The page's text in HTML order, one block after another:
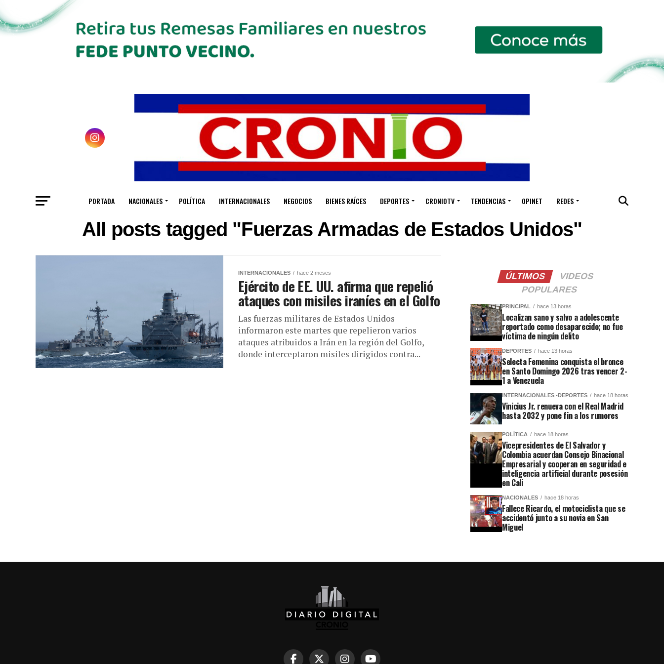
PORTADA NACIONALES POLÍTICA INTERNACIONALES NEGOCIOS BIENES RAÍCES DEPORTES CRONIOTV TENDENCIAS OPINET REDES
All posts tagged "Fuerzas Armadas de Estados Unidos"
INTERNACIONALES hace 2 meses
Ejército de EE. UU. afirma que repelió
ataques con misiles iraníes en el Golfo
Las fuerzas militares de Estados Unidos
informaron este martes que repelieron varios
ataques atribuidos a Irán en la región del Golfo,
donde interceptaron misiles dirigidos contra...
ÚLTIMOS
VIDEOS
POPULARES
PRINCIPAL hace 13 horas
Localizan sano y salvo a adolescente
reportado como desaparecido; no fue
víctima de ningún delito
DEPORTES hace 13 horas
Selecta Femenina conquista el bronce
en Santo Domingo 2026 tras vencer 2-
1 a Venezuela
INTERNACIONALES -DEPORTES hace 18 horas
Vinicius Jr. renueva con el Real Madrid
hasta 2032 y pone fin a los rumores
POLÍTICA hace 18 horas
Vicepresidentes de El Salvador y
Colombia acuerdan Consejo Binacional
Empresarial y cooperan en seguridad e
inteligencia artificial durante posesión
en Cali
NACIONALES hace 18 horas
Fallece Ricardo, el motociclista que se
accidentó junto a su novia en San
Miguel